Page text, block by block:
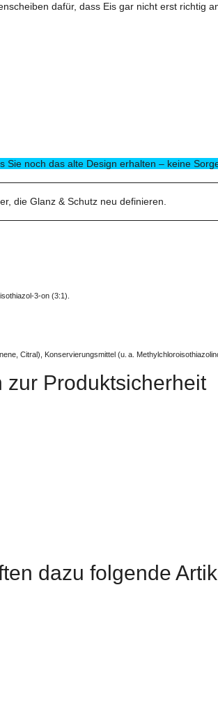
dafür, dass Eis gar nicht erst richtig
noch das alte Design erhalten – keine
die Glanz & Schutz neu definieren.
3-on (3:1).
Citral), Konservierungsmittel (u. a.
zur Produktsicherheit
dazu folgende